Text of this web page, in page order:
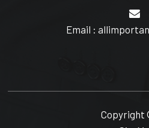
Email :
Copyright